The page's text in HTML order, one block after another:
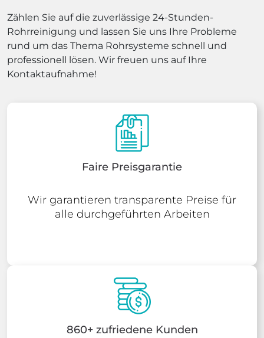
Zählen Sie auf die zuverlässige 24-Stunden-
Rohrreinigung und lassen Sie uns Ihre Probleme
rund um das Thema Rohrsysteme schnell und
professionell lösen. Wir freuen uns auf Ihre
Kontaktaufnahme!
Faire Preisgarantie
Wir garantieren transparente Preise für
alle durchgeführten Arbeiten
860+ zufriedene Kunden